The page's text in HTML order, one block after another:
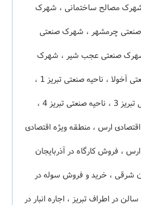
مصالح ساختمانی ، شهرک
چرمشهر ، شهرک صنعتی
صنعتی عجب شیر ، شهرک
صنعتی فن آوری خودرو ، ناحیه صنعتی آخولا ، ناحیه صنعتی تبریز 1 ،
ناحیه صنعتی تبریز 2 ، ناحیه صنعتی تبریز 3 ، ناحیه صنعتی تبریز 4 ،
5 ، منطقه آزاد اقتصادی ارس ، منطقه ویژه اقتصادی
، فروش کارگاه در آذربایجان
شرقی ، خرید و فروش سوله در
در اطراف تبریز ، اجاره انبار در